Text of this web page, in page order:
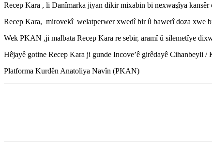
Recep Kara , li Danîmarka jiyan dikir mixabin bi nexwaşîya kansêr
Recep Kara, mirovekî welatperwer xwedî bir û bawerî doza xwe
Wek PKAN ,ji malbata Recep Kara re sebir, aramî û silemetîye
Hêjayê gotine Recep Kara ji gunde Incove’ê girêdayê Cihanbeyli /
Platforma Kurdên Anatoliya Navîn (PKAN)